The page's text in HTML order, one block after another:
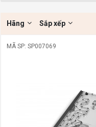
Hãng Sắp xếp
MÃ SP: SP007069